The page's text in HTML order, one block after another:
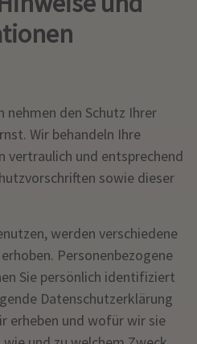
nehmen den Schutz Ihrer
Wir behandeln Ihre
vertraulich und entsprechend
sowie dieser
werden verschiedene
Personenbezogene
Sie persönlich identifiziert
Datenschutzerklärung
erheben und wofür wir sie